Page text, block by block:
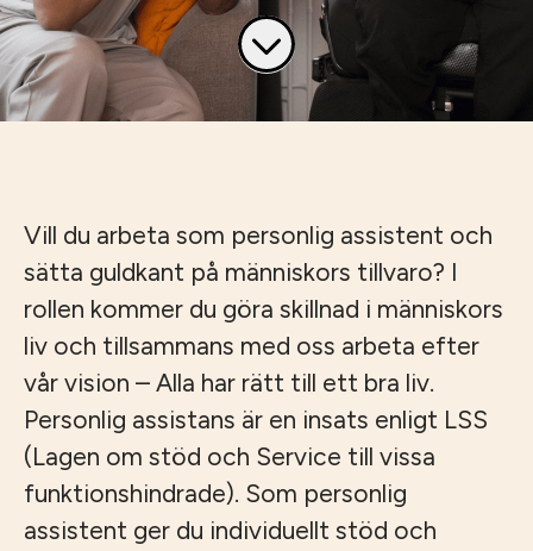
Vill du arbeta som personlig assistent och
sätta guldkant på människors tillvaro? I
rollen kommer du göra skillnad i människors
liv och tillsammans med oss arbeta efter
vår vision – Alla har rätt till ett bra liv.
Personlig assistans är en insats enligt LSS
(Lagen om stöd och Service till vissa
funktionshindrade). Som personlig
assistent ger du individuellt stöd och